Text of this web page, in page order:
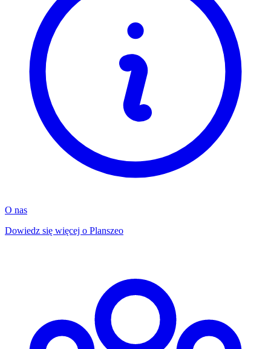
O nas
Dowiedz się więcej o Planszeo